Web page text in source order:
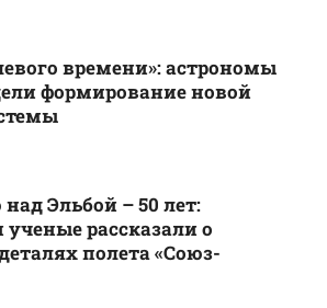
времени»: астрономы
формирование новой
Эльбой – 50 лет:
рассказали о
полета «Союз-